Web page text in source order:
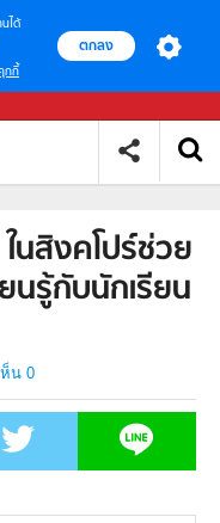
นได้
กกี้
ตกลง
นสิงคโปร์ช่วย
นรู้กับนักเรียน
น 0